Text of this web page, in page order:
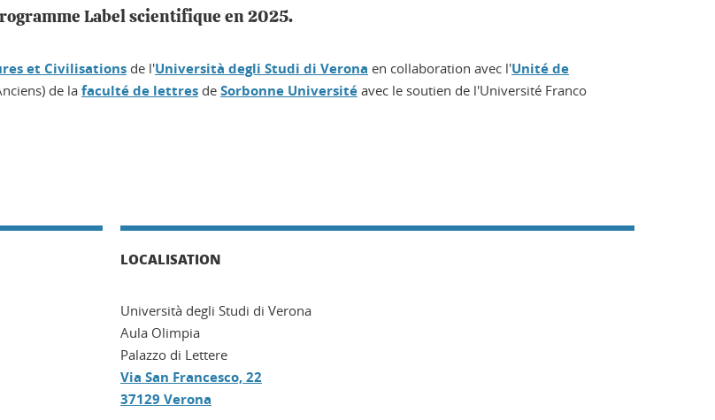
Label scientifique en 2025.
et Civilisations de l'Università degli Studi di Verona en collaboration avec l'Unité de
de la faculté de lettres de Sorbonne Université avec le soutien de l'Université Franco
LOCALISATION
Università degli Studi di Verona
Aula Olimpia
Palazzo di Lettere
Via San Francesco, 22
37129 Verona